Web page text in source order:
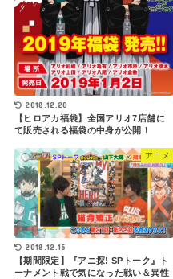
2018.12.20
【ヒロアカ福袋】全国アリオ7店舗に
て販売される福袋の中身が公開！
アニメ
2018.12.15
【期間限定】『アニ探! SPトーク』ト
ーナメント戦で気になった戦い＆異性